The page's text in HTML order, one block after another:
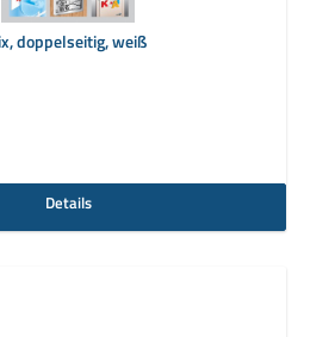
doppelseitig, weiß
Details